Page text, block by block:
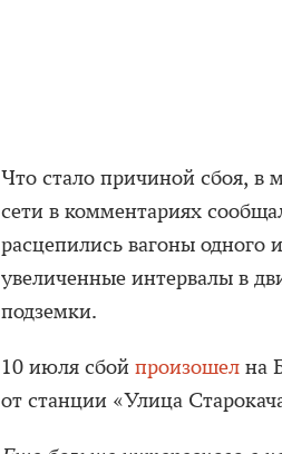
Что стало причиной сбоя, в
сети в комментариях
расцепились вагоны одного
увеличенные интервалы в
подземки.
10 июля сбой произошел на
от станции «Улица